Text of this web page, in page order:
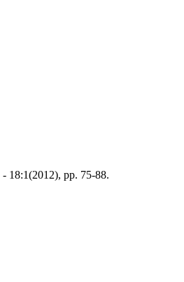
18:1(2012), pp. 75-88.